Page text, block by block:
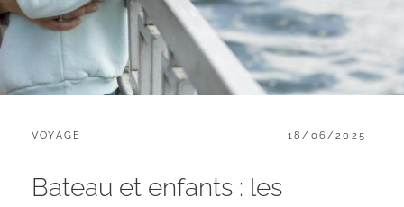
CATEGORIES:
VOYAGE
POSTED
18/06/2025
Bateau et enfants : les